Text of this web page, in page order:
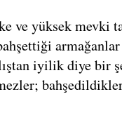
ve yüksek mevki
iyilik diye bir